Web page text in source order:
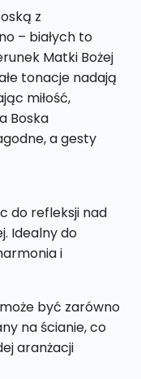
z
– białych to
Matki Bożej
tonacje nadają
miłość,
Boska
a gesty
do refleksji nad
Idealny do
i
być zarówno
na ścianie, co
aranżacji